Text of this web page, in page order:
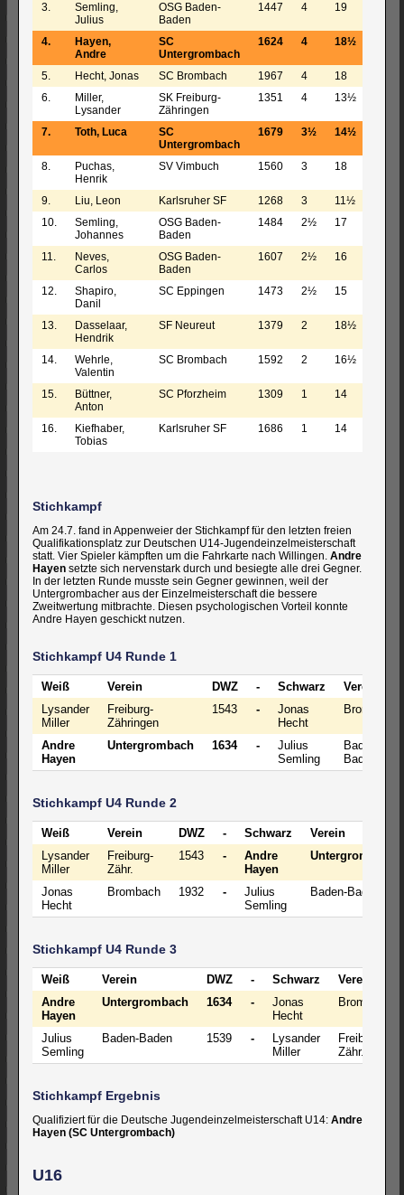
3.
Semling,
Julius
OSG Baden-
Baden
1447 4 19
4.
Hayen,
Andre
SC
Untergrombach
1624 4 18½
5. Hecht, Jonas SC Brombach 1967 4
18
6.
Miller,
Lysander
SK Freiburg-
Zähringen
1351 4 13½
7. Toth, Luca
SC
Untergrombach
1679 3½ 14½
8.
Puchas,
Henrik
SV Vimbuch 1560 3 18
9. Liu, Leon Karlsruher SF 1268 3
11½
10.
Semling,
Johannes
OSG Baden-
Baden
1484 2½ 17
11.
Neves,
Carlos
OSG Baden-
Baden
1607 2½ 16
12.
Shapiro,
Danil
SC Eppingen 1473 2½ 15
13.
Dasselaar,
Hendrik
SF Neureut 1379 2 18½
14.
Wehrle,
Valentin
SC Brombach 1592 2 16½
15.
Büttner,
Anton
SC Pforzheim 1309 1 14
16.
Kiefhaber,
Tobias
Karlsruher SF 1686 1 14
Stichkampf
Am 24.7. fand in Appenweier der Stichkampf für den letzten freien
Qualifikationsplatz zur Deutschen U14-Jugendeinzelmeisterschaft
statt. Vier Spieler kämpften um die Fahrkarte nach Willingen. Andre
Hayen setzte sich nervenstark durch und besiegte alle drei Gegner.
In der letzten Runde musste sein Gegner gewinnen, weil der
Untergrombacher aus der Einzelmeisterschaft die bessere
Zweitwertung mitbrachte. Diesen psychologischen Vorteil konnte
Andre Hayen geschickt nutzen.
Stichkampf U4 Runde 1
Weiß Verein DWZ - Schwarz
Verein
Lysander
Miller
Freiburg-
Zähringen
1543 -
Jonas
Hecht
Brombach
Andre
Hayen
Untergrombach 1634 -
Julius
Semling
Baden-
Baden
Stichkampf U4 Runde 2
Weiß Verein DWZ - Schwarz
Verein
Lysander
Miller
Freiburg-
Zähr.
1543 -
Andre
Hayen
Untergrombach
Jonas
Hecht
Brombach 1932 -
Julius
Semling
Baden-Baden
Stichkampf U4 Runde 3
Weiß Verein DWZ - Schwarz
Verein
Andre
Hayen
Untergrombach 1634 -
Jonas
Hecht
Brombach
Julius
Semling
Baden-Baden 1539 -
Lysander
Miller
Freiburg-
Zähr.
Stichkampf Ergebnis
Qualifiziert für die Deutsche Jugendeinzelmeisterschaft U14: Andre
Hayen (SC Untergrombach)
U16